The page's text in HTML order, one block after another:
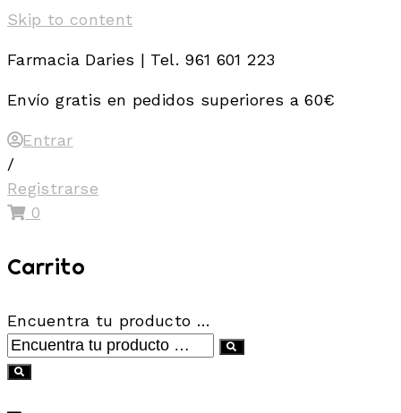
Skip to content
Farmacia Daries | Tel. 961 601 223
Envío gratis en pedidos superiores a 60€
Entrar
/
Registrarse
0
Carrito
Encuentra tu producto …